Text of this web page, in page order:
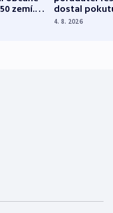
zemí.
straně
dostal
nekalé
4. 8. 2026